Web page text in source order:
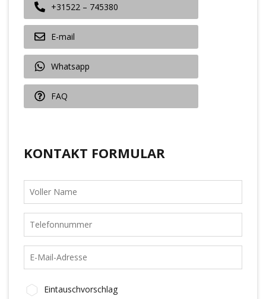
+31522 – 745380
E-mail
Whatsapp
FAQ
KONTAKT FORMULAR
Eintauschvorschlag